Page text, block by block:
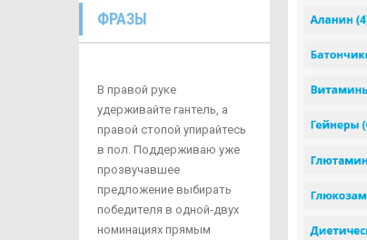
ФРАЗЫ
В правой руке
удерживайте гантель, а
правой стопой упирайтесь
в пол. Поддерживаю уже
прозвучавшее
предложение выбирать
победителя в одной-двух
номинациях прямым